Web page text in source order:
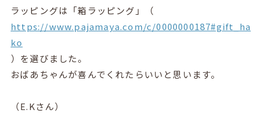
ラッピングは「箱ラッピング」（
https://www.pajamaya.com/c/0000000187#gift_ha
ko
）を選びました。
おばあちゃんが喜んでくれたらいいと思います。
（E.Kさん）